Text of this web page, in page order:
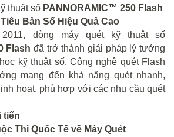
thuật số PANNORAMIC™ 250 Flash
Tiêu Bản Số Hiệu Quả Cao
dòng máy quét kỹ thuật số
Flash đã trở thành giải pháp lý tưởng
kỹ thuật số. Công nghệ quét Flash
mang đến khả năng quét nhanh,
hoạt, phù hợp với các nhu cầu quét
tiến
Thi Quốc Tế về Máy Quét